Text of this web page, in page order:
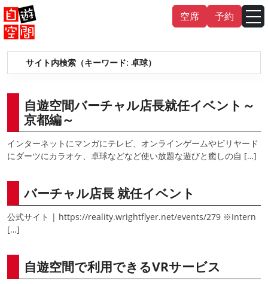
Skip
to
content
空席 予約
サイト内検索（キーワード: 卓球）
自遊空間バーチャル店長就任イベント～
京都編～
インターネットにマンガにテレビ、オンラインゲームやビリヤード
にダーツにカラオケ、卓球などなど使い放題な遊びと癒しの自 […]
バーチャル店長 就任イベント
公式サイト | https://reality.wrightflyer.net/events/279 ※Intern
[…]
自遊空間で利用できるVRサービス
English 中文（繁體） 中文（简体）
한국어
日本語